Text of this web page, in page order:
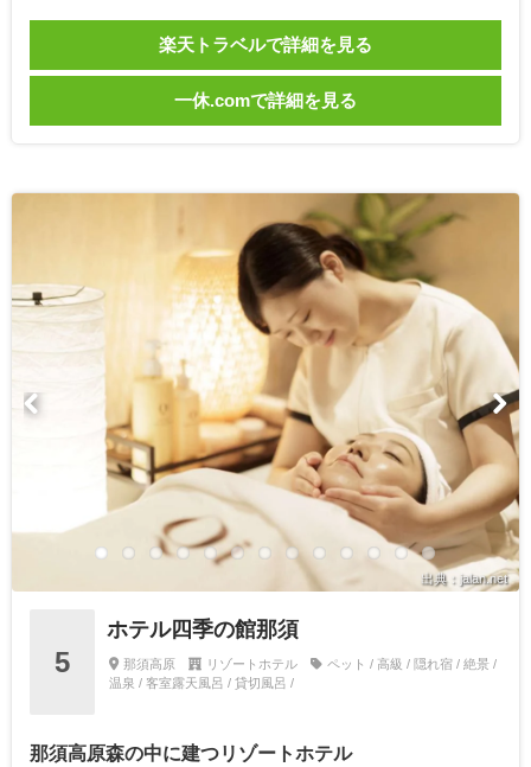
楽天トラベルで詳細を見る
一休.comで詳細を見る
出典：jalan.net
5
ホテル四季の館那須
那須高原 リゾートホテル
ペット / 高級 / 隠れ宿 / 絶景 /
温泉 / 客室露天風呂 / 貸切風呂 /
那須高原森の中に建つリゾートホテル